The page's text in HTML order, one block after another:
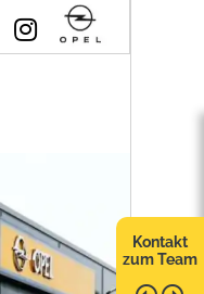
Kontakt
zum Team